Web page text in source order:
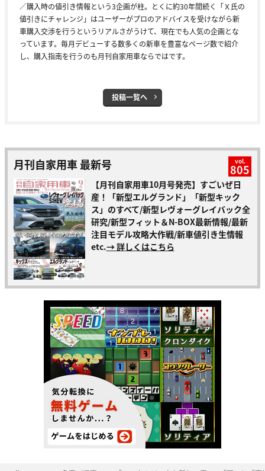
／購入時の値引き情報という3企画が柱。とくに約30年間続く「Ｘ氏の
値引きにチャレンジ」はユーザーがプロのアドバイスを受けながら新
車購入交渉を行うというリアルさがうけて、現在でも人気の企画とな
っています。毎月デビューする数多くの新車を豊富なページ数で紹介
し、購入指南を行うのも月刊自家用車ならではです。
投稿一覧へ
月刊自家用車 最新号 vol.
805
【月刊自家用車10月号発売】すごいぜ日
産！「新型エルグランド」「新型キック
ス」のすべて/新型レヴォーグレイバック全
研究/新型フィット＆N-BOX最新情報/最新
注目モデル攻略大作戦/新車値引き生情報
etc.→ 詳しくはこちら